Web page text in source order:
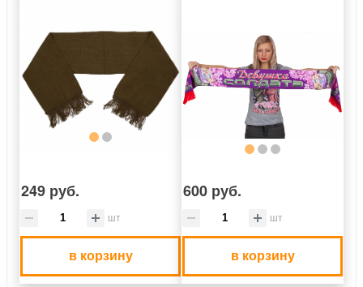
249 руб.
шт
в корзину
600 руб.
шт
в корзину